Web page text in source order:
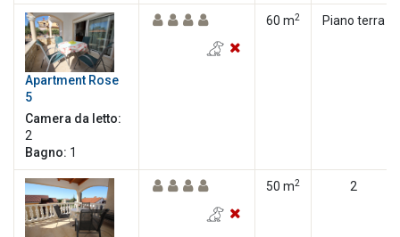
Apartment Rose
5
Camera da letto:
2
Bagno: 1
60 m2 Piano terra
50 m2 2